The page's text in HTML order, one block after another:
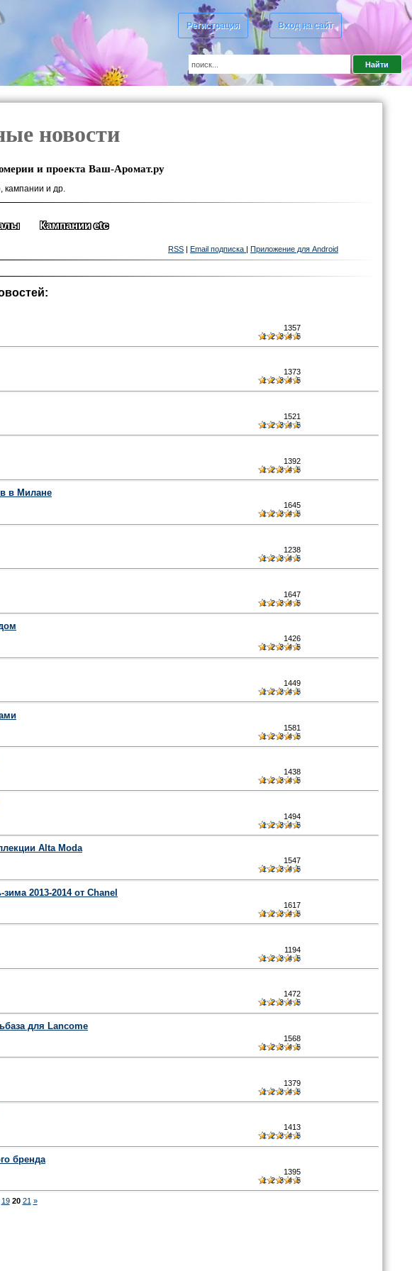
Регистрация Вход на сайт
новости
и проекта Ваш-Аромат.ру
кампании и др.
Кампании etc
RSS Email подписка Приложение для Android
1357
1 2 3 4 5
1373
1 2 3 4 5
1521
1 2 3 4 5
1392
1 2 3 4 5
в Милане
1645
1 2 3 4 5
1238
1 2 3 4 5
1647
1 2 3 4 5
1426
1 2 3 4 5
1449
1 2 3 4 5
1581
1 2 3 4 5
1438
1 2 3 4 5
1494
1 2 3 4 5
Alta Moda
1547
1 2 3 4 5
2013-2014 от Chanel
1617
1 2 3 4 5
1194
1 2 3 4 5
1472
1 2 3 4 5
для Lancome
1568
1 2 3 4 5
1379
1 2 3 4 5
1413
1 2 3 4 5
бренда
1395
1 2 3 4 5
19 20 21 »